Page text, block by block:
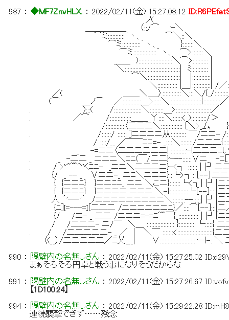
987 ：◆MF7ZnvHLX. ：2022/02/11(金) 15:27:08.12
ノ(
＿＿＿＿＿ （::ﾉ⌒ ｰ＼
⌒ミ:::::::::::｀丶、 ⌒＼::＼
⌒ミ::::::::::::｀丶、 }:::::::＼
⌒ミ:::::::::::::::｀丶、 ⌒>:::::::＼
＿＿ )::::::::::::::::::::::＼⌒>:::::::::: |
＼::::::::::::::::::::::::::::::::::::| ﾐ::::::::::: |
⌒＼:::::::::::::::::::::|
＼::::::::::::: |＿|::::::::::::| /／
／( ＿＿＼＿_〉::::::::::::＼:::＼/{_/
(⌒ ＿ノ⌒ ／::::::::::::＿>:::::＼:::::::::::::::::::::{:::::::::::／
. ):::( /::::::::::::::::::＼:::::::::＿>:::::::::::::::::::::::／
. ／⌒ /::::::::::::::＿＿ Υ::::＼::::::<_)::::::::::/＞
/::::::::::::〈二二二＼:::::::::::::: [＼>_厶
. /::::::/ :::::: ]ニニニニ从:::::::::: ￣/ニニ- /
/ ::::/__ ／￣￣ﾆﾆ=- _::::＼::::::::/二二二
_ -=ニニ〈二二二二二二}:::::::::::ｰ{二二二ﾆい{.
. _ -二二 _ ニニニ＼ﾆﾆ(￣/二二}ｰ--::::::∨ニ_ -ﾆ[
. / >''^~~^''くﾆﾆ- _ニニ＼二二二ニ}-<┐ :::::: | |┘二
{/ _ -- _ ∨ニニ-_ ニﾆ＼ニニニ}::└>┐::［--］二二
{ {ニニﾆ} }ニニﾆﾆ_ ニニ ＼こニ}:::::::└<┐| |┘|二
{ {ニニﾆ} }ニニニニ ニニニ ＼-}::::::::::::└[--]::::|
人 ´'―‐'｀ ﾉニニニニニニニニニ＼::::::::--:::::| |┘|二
{ﾆ]I=---=I[二二二 /ニニニニニニﾆ}／::::⌒[--]:::|二
{/ /ニ- _ 二二 /ニニニ=-=ﾆ~~￣{_::::::::::::: | |┘[ニ
/ /二二二- ニ/￣ ＼＿ :::::::::::::::::: }:::::::::: └:::::{ 二
. / /二二二二二- _ ／ | ＼￣ :::::::<:::::::::::::::::::::::{
〈(__）/二二二二二／ﾆ乂___| ∨::::::::::::::::::::::::ー{-:
990 ： 隔壁内の名無しさん ：2022/02/11(金) 15:27:25.02
まぁそろそろ円卓と戦う事になりそうだからな
991
： 隔壁内の名無しさん ：2022/02/11(金) 15:27:26.67
【1D100:24】
994 ： 隔壁内の名無しさん ：2022/02/11(金) 15:29:22.28
連続襲撃できず……残念